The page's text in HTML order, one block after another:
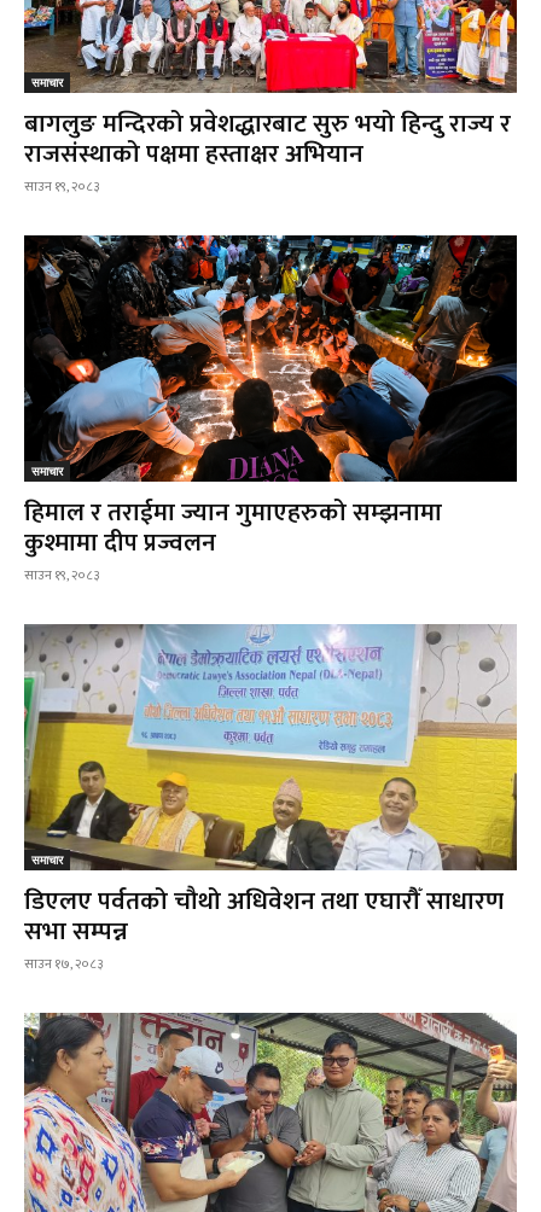
समाचार
बागलुङ मन्दिरको प्रवेशद्धारबाट सुरु भयो हिन्दु राज्य र
राजसंस्थाको पक्षमा हस्ताक्षर अभियान
साउन १९, २०८३
समाचार
हिमाल र तराईमा ज्यान गुमाएहरुको सम्झनामा
कुश्मामा दीप प्रज्वलन
साउन १९, २०८३
समाचार
डिएलए पर्वतको चौथो अधिवेशन तथा एघारौँ साधारण
सभा सम्पन्न
साउन १७, २०८३